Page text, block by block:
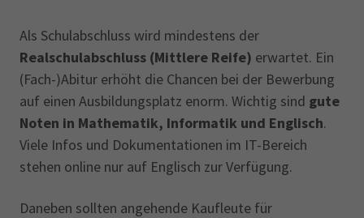
Magazin Log-in
Als Schulabschluss wird mindestens der
Realschulabschluss (Mittlere Reife) erwartet. Ein
(Fach-)Abitur erhöht die Chancen bei der Bewerbung
auf einen Ausbildungsplatz enorm. Wichtig sind gute
Noten in Mathematik, Informatik und Englisch.
Viele Infos und Dokumentationen im IT-Bereich
stehen online nur auf Englisch zur Verfügung.
Daneben sollten angehende Kaufleute für